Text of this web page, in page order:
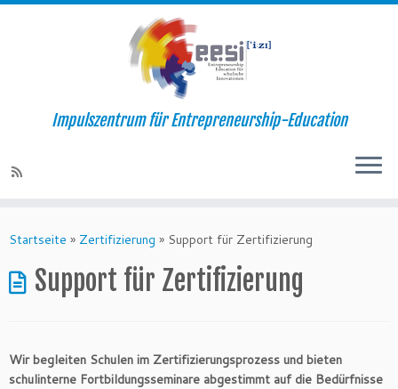
Impulszentrum für Entrepreneurship-Education
Startseite » Zertifizierung » Support für Zertifizierung
Support für Zertifizierung
Wir begleiten Schulen im Zertifizierungsprozess und bieten
schulinterne Fortbildungsseminare abgestimmt auf die Bedürfnisse